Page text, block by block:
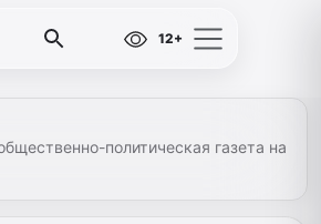
12+
политическая газета на